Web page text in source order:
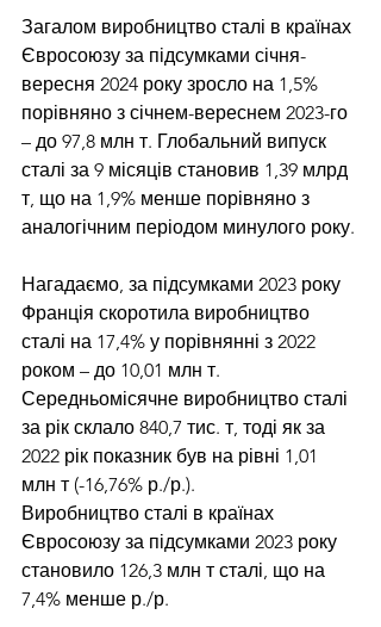
Загалом виробництво сталі в країнах
Євросоюзу за підсумками січня-
вересня 2024 року зросло на 1,5%
порівняно з січнем-вереснем 2023-го
– до 97,8 млн т. Глобальний випуск
сталі за 9 місяців становив 1,39 млрд
т, що на 1,9% менше порівняно з
аналогічним періодом минулого року.
Нагадаємо, за підсумками 2023 року
Франція скоротила виробництво
сталі на 17,4% у порівнянні з 2022
роком – до 10,01 млн т.
Середньомісячне виробництво сталі
за рік склало 840,7 тис. т, тоді як за
2022 рік показник був на рівні 1,01
млн т (-16,76% р./р.).
Виробництво сталі в країнах
Євросоюзу за підсумками 2023 року
становило 126,3 млн т сталі, що на
7,4% менше р./р.